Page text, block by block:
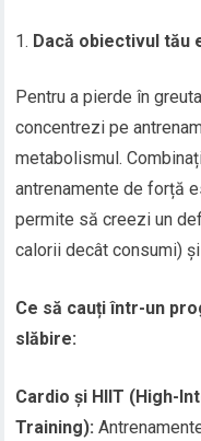
Dacă obiectivul
Pentru a pierde în
concentrezi pe
metabolismul.
antrenamente de forță
permite să creezi un
calorii decât consumi)
Ce să cauți într-un
slăbire:
Cardio și HIIT (High-
Training):